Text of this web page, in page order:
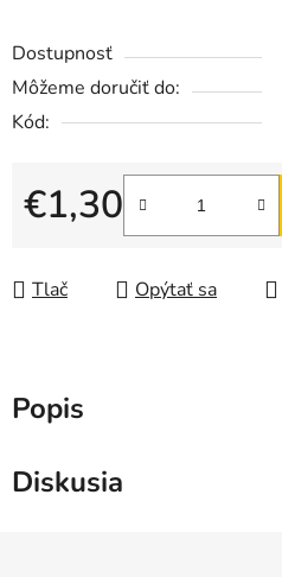
Dostupnosť
Môžeme doručiť do:
Kód:
€1,30
Jednotková cena:
Tlač Opýtať sa
Popis
Diskusia